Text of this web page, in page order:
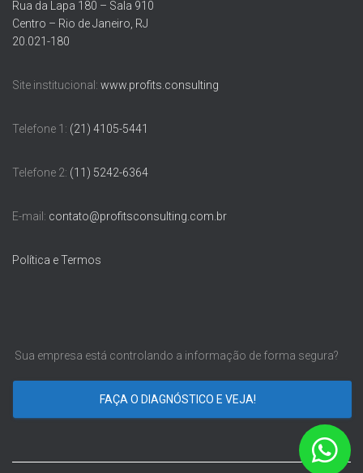
Rua da Lapa 180 – Sala 910
Centro – Rio de Janeiro, RJ
20.021-180
Site institucional: www.profits.consulting
Telefone 1: (21) 4105-5441
Telefone 2: (11) 5242-6364
E-mail: contato@profitsconsulting.com.br
Política e Termos
Sua empresa está controlando a informação de forma segura?
FAÇA O DIAGNÓSTICO E VEJA!